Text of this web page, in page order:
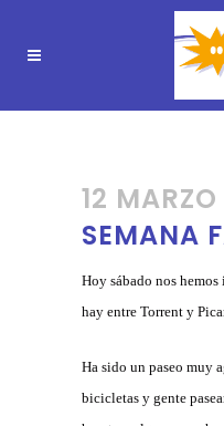
12
SEMANA
Hoy sábado nos
hay entre Torrent y
Ha sido un paseo muy
bicicletas y gente